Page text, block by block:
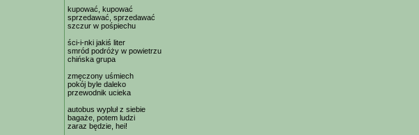
kupować, kupować
sprzedawać, sprzedawać
szczur w pośpiechu
ści-i-nki jakiś liter
smród podróży w powietrzu
chińska grupa
zmęczony uśmiech
pokój byle daleko
przewodnik ucieka
autobus wypluł z siebie
bagaże, potem ludzi
zaraz będzie, hei!